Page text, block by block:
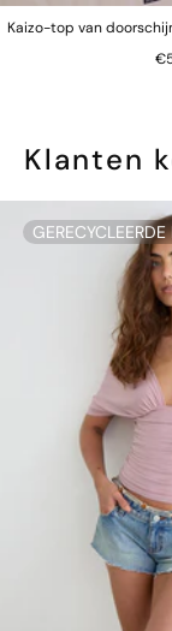
Kaizo-top van
Klanten